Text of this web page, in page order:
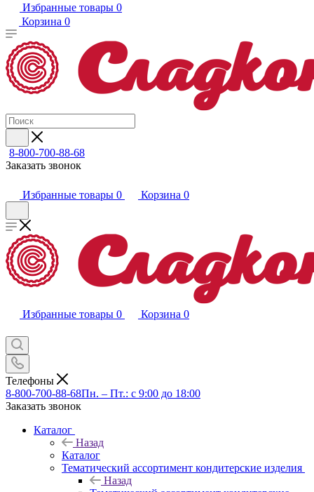
Избранные товары 0
Корзина 0
8-800-700-88-68
Заказать звонок
Избранные товары 0 Корзина 0
Избранные товары 0 Корзина 0
Телефоны
8-800-700-88-68Пн. – Пт.: с 9:00 до 18:00
Заказать звонок
Каталог
Назад
Каталог
Тематический ассортимент кондитерские изделия
Назад